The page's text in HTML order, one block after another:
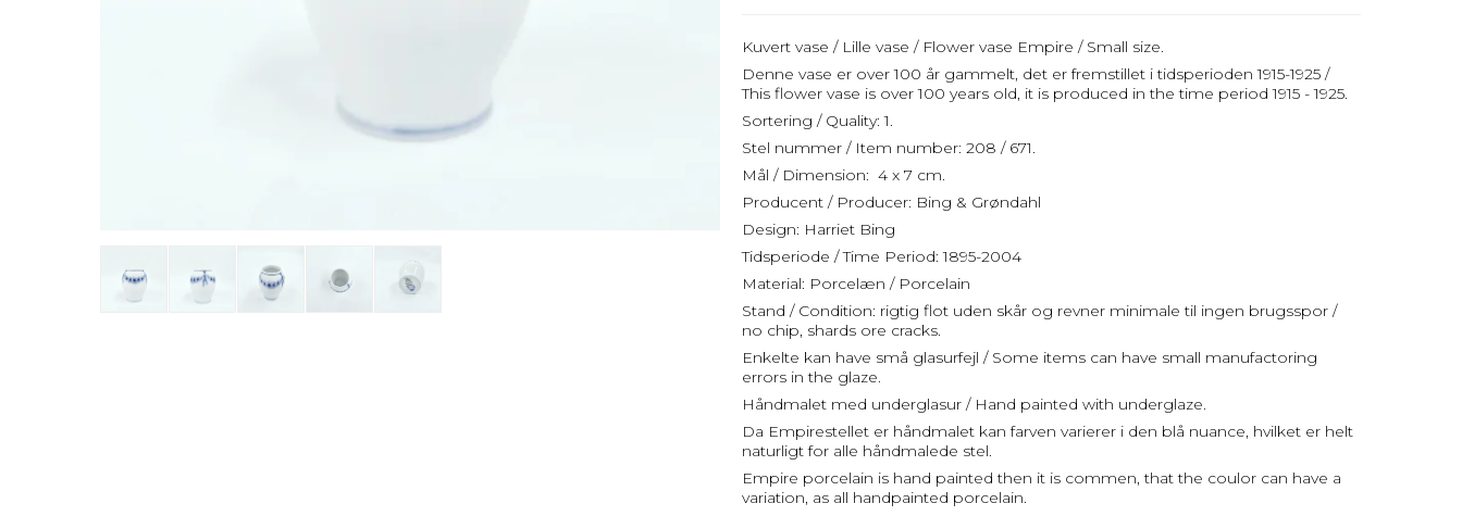
Kuvert vase / Lille vase / Flower vase Empire / Small size.
Denne vase er over 100 år gammelt, det er fremstillet i tidsperioden 1915-1925 /
This flower vase is over 100 years old, it is produced in the time period 1915 - 1925.
Sortering / Quality: 1.
Stel nummer / Item number: 208 / 671.
Mål / Dimension: 4 x 7 cm.
Producent / Producer: Bing & Grøndahl
Design: Harriet Bing
Tidsperiode / Time Period: 1895-2004
Material: Porcelæn / Porcelain
Stand / Condition: rigtig flot uden skår og revner minimale til ingen brugsspor /
no chip, shards ore cracks.
Enkelte kan have små glasurfejl / Some items can have small manufactoring
errors in the glaze.
Håndmalet med underglasur / Hand painted with underglaze.
Da Empirestellet er håndmalet kan farven varierer i den blå nuance, hvilket er helt
naturligt for alle håndmalede stel.
Empire porcelain is hand painted then it is commen, that the coulor can have a
variation, as all handpainted porcelain.